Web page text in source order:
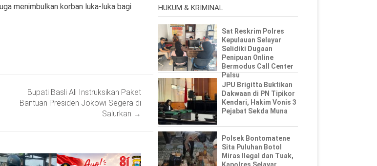
menimbulkan korban luka-luka bagi
Bupati Basli Ali Instruksikan Paket
Bantuan Presiden Jokowi Segera di
Salurkan →
HUKUM & KRIMINAL
Sat Reskrim Polres
Kepulauan Selayar
Selidiki Dugaan
Penipuan Online
Bermodus Call Center
Palsu
JPU Brigitta Buktikan
Dakwaan di PN Tipikor
Kendari, Hakim Vonis 3
Pejabat Sekda Muna
Polsek Bontomatene
Sita Puluhan Botol
Miras Ilegal dan Tuak,
Kapolres Selayar